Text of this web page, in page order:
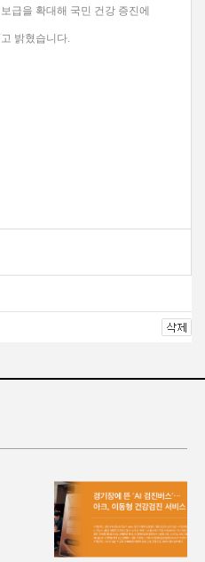
급을 확대해 국민 건강 증진에
밝혔습니다.